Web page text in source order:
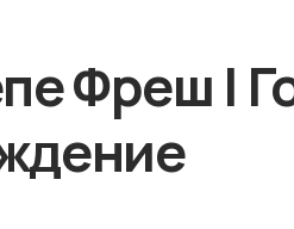
Фреш |